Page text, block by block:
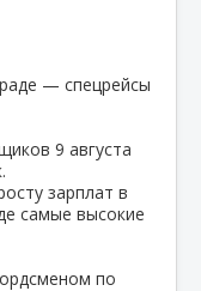
— спецрейсы
9 августа
зарплат в
самые высокие
по